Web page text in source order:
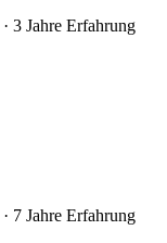
· 3 Jahre Erfahrung
· 7 Jahre Erfahrung